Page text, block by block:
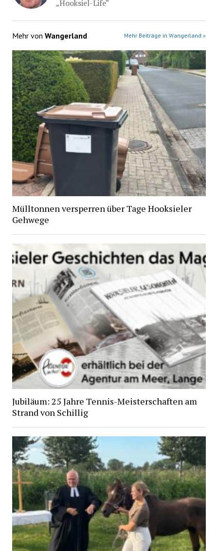
„Hooksiel-Life“
Mehr von Wangerland Mehr Beiträge in Wangerland »
Mülltonnen versperren über Tage Hooksieler
Gehwege
Jubiläum: 25 Jahre Tennis-Meisterschaften am
Strand von Schillig